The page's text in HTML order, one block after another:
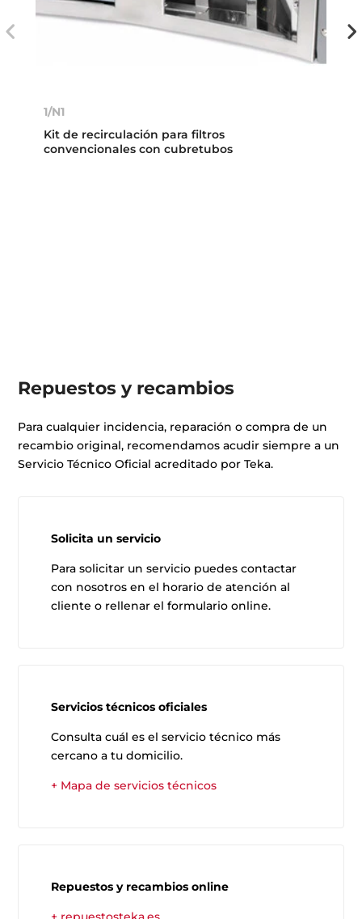
1/N1
Kit de recirculación para filtros
convencionales con cubretubos
Repuestos y recambios
Para cualquier incidencia, reparación o compra de un
recambio original, recomendamos acudir siempre a un
Servicio Técnico Oficial acreditado por Teka.
Solicita un servicio
Para solicitar un servicio puedes contactar
con nosotros en el horario de atención al
cliente o rellenar el formulario online.
Servicios técnicos oficiales
Consulta cuál es el servicio técnico más
cercano a tu domicilio.
+ Mapa de servicios técnicos
Repuestos y recambios online